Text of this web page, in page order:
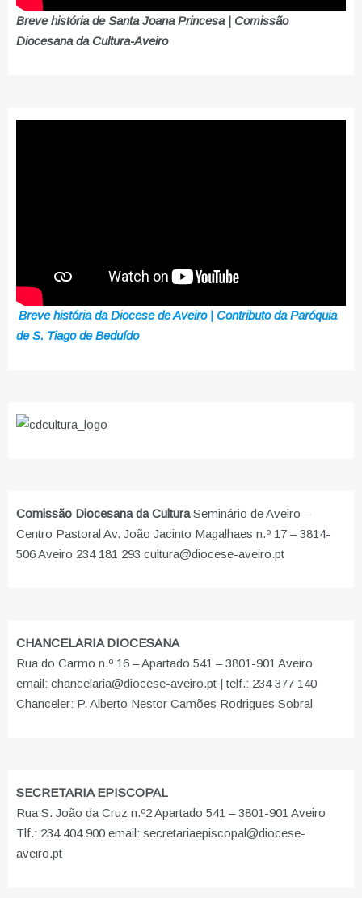
Breve história de Santa Joana Princesa | Comissão
Diocesana da Cultura-Aveiro
Breve história da Diocese de Aveiro | Contributo da Paróquia
de S. Tiago de Beduído
Comissão Diocesana da CulturaSeminário de Aveiro –
Centro Pastoral Av. João Jacinto Magalhaes n.º 17 – 3814-
506 Aveiro 234 181 293 cultura@diocese-aveiro.pt
CHANCELARIA DIOCESANA
Rua do Carmo n.º 16 – Apartado 541 – 3801-901 Aveiro
email: chancelaria@diocese-aveiro.pt | telf.: 234 377 140
Chanceler: P. Alberto Nestor Camões Rodrigues Sobral
SECRETARIA EPISCOPAL
Rua S. João da Cruz n.º2 Apartado 541 – 3801-901 Aveiro
Tlf.: 234 404 900 email: secretariaepiscopal@diocese-
aveiro.pt